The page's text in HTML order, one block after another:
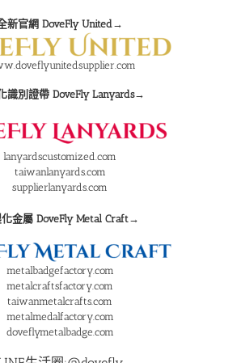
新官網 DoveFly United→
識別證帶 DoveFly Lanyards→
lanyardscustomized.com
taiwanlanyards.com
supplierlanyards.com
金屬 DoveFly Metal Craft→
metalbadgefactory.com
metalcraftsfactory.com
taiwanmetalcrafts.com
metalmedalfactory.com
doveflymetalbadge.com